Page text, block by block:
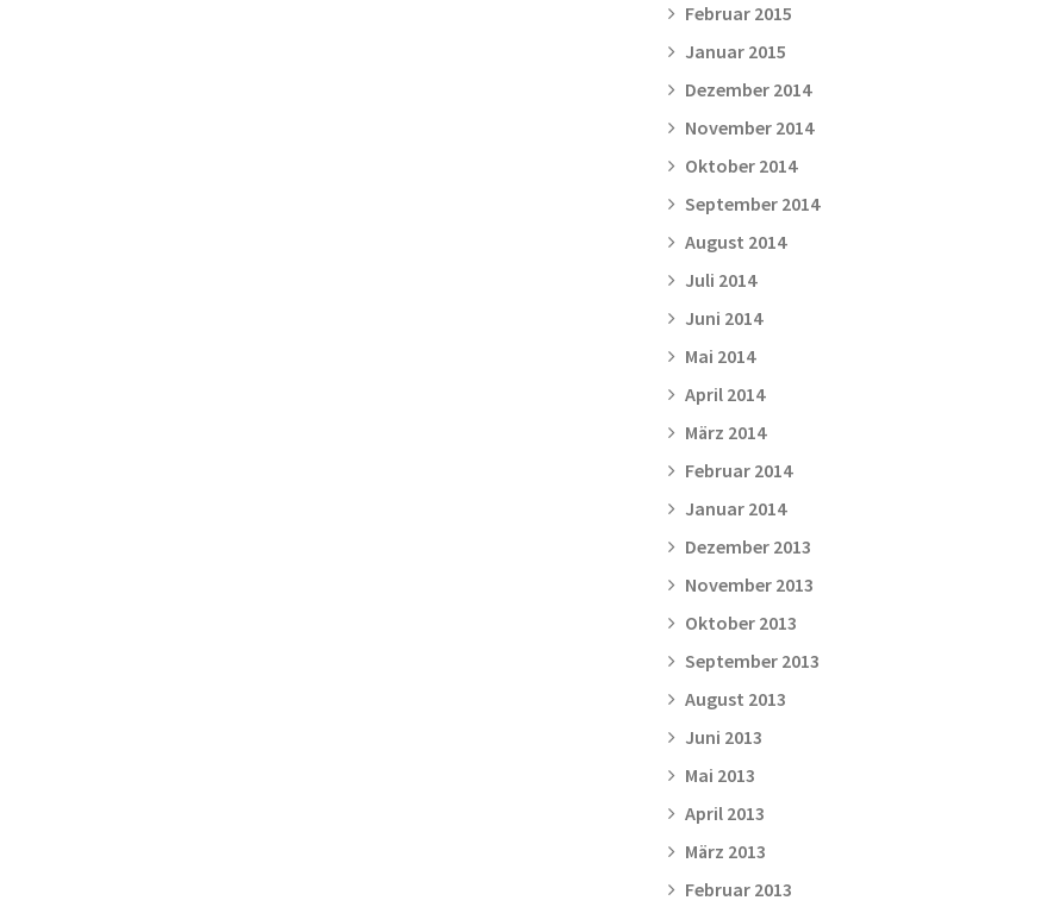
Februar 2015
Januar 2015
Dezember 2014
November 2014
Oktober 2014
September 2014
August 2014
Juli 2014
Juni 2014
Mai 2014
April 2014
März 2014
Februar 2014
Januar 2014
Dezember 2013
November 2013
Oktober 2013
September 2013
August 2013
Juni 2013
Mai 2013
April 2013
März 2013
Februar 2013